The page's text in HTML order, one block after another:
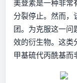
美登素是一种非常
分裂停止。然而，
团。为克服这一问
效的衍生物。这类
甲基硫代丙酰基而